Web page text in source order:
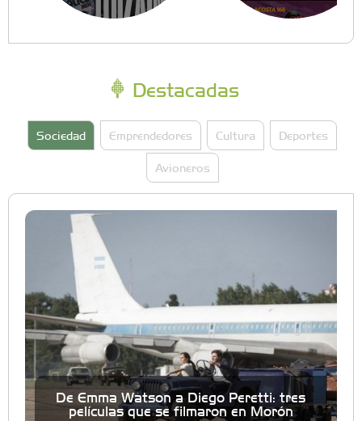
Destacadas
Sociedad Emprendedores Cultura Deportes
Avioneros
De Emma Watson a Diego Peretti: tres
películas que se filmaron en Morón